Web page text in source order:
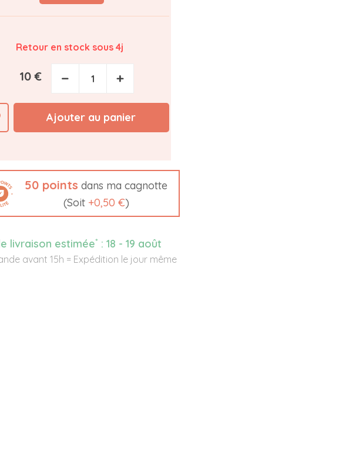
Retour en stock sous 4j
10 € − +
Ajouter au panier
50 points dans ma cagnotte
(Soit +0,50 €)
livraison estimée* : 18 - 19 août
avant 15h = Expédition le jour même